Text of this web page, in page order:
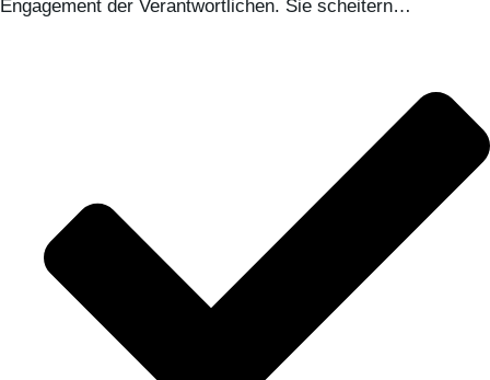
Engagement der Verantwortlichen. Sie scheitern…